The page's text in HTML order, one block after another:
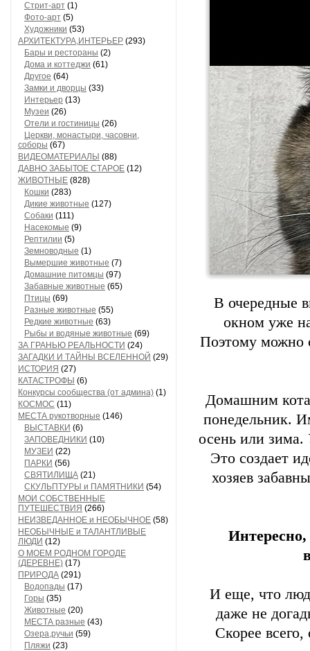
Стрит-арт (1)
Фото-арт (5)
Художники (53)
АРХИТЕКТУРА,ИНТЕРЬЕР (293)
Бары и рестораны (2)
Дома и коттеджи (61)
Другое (64)
Замки и дворцы (33)
Интерьер (13)
Музеи (26)
Отели и гостиницы (26)
Церкви, монастыри, часовни,
соборы (67)
ВИДЕОМАТЕРИАЛЫ (88)
ДАВНО ЗАБЫТОЕ СТАРОЕ (12)
ЖИВОТНЫЕ (828)
Кошки (283)
Дикие животные (127)
Собаки (111)
Насекомые (9)
Рептилии (5)
Земноводные (1)
Вымершие животные (7)
Домашние питомцы (97)
Забавные животные (65)
Птицы (69)
Разные животные (55)
Редкие животные (63)
Рыбы и водяные животные (69)
ЗА ГРАНЬЮ РЕАЛЬНОСТИ (24)
ЗАГАДКИ И ТАЙНЫ ВСЕЛЕННОЙ (29)
ИСТОРИЯ (27)
КАТАСТРОФЫ (6)
Конкурсы сообщества (от админа) (1)
КОСМОС (11)
МЕСТА рукотворные (146)
ВЫСТАВКИ (6)
ЗАПОВЕДНИКИ (10)
МУЗЕИ (22)
ПАРКИ (56)
СВЯТИЛИЩА (21)
СКУЛЬПТУРЫ и ПАМЯТНИКИ (54)
МОИ СОБСТВЕННЫЕ
ПУТЕШЕСТВИЯ (266)
НЕИЗВЕДАННОЕ и НЕОБЫЧНОЕ (58)
НЕОБЫЧНЫЕ и ТАЛАНТЛИВЫЕ
ЛЮДИ (12)
О МОЕМ РОДНОМ ГОРОДЕ
(ДЕРЕВНЕ) (17)
ПРИРОДА (291)
Водопады (17)
Горы (35)
Животные (20)
МЕСТА разные (43)
Озера,ручьи (59)
Пляжи (23)
В очередные
окном уже
Поэтому можно
Домашним
понедельник.
осень или
Это создает
хозяев
И еще, что
даже не
Скорее